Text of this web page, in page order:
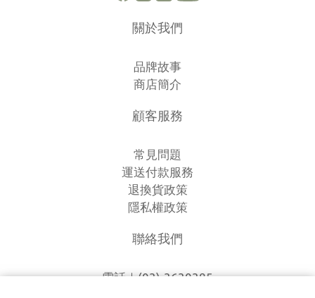
關於我們
品牌故事
商店簡介
顧客服務
常見問題
運送付款服務
退換貨政策
隱私權政策
聯絡我們
電話｜(03)-3630385